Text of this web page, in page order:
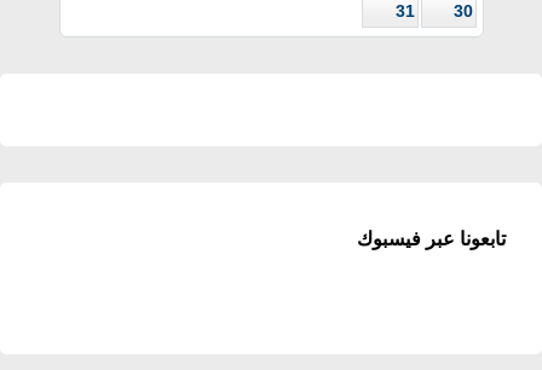
30
31
تابعونا عبر فيسبوك